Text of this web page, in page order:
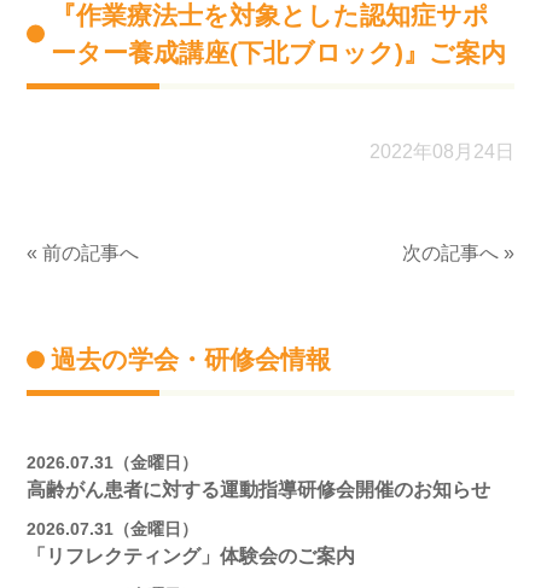
『作業療法士を対象とした認知症サポ
ーター養成講座(下北ブロック)』ご案内
2022年08月24日
« 前の記事へ 次の記事へ »
過去の学会・研修会情報
2026.07.31（金曜日）
高齢がん患者に対する運動指導研修会開催のお知らせ
2026.07.31（金曜日）
「リフレクティング」体験会のご案内